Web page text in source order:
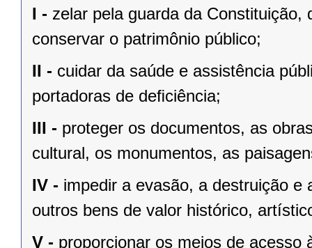
I - zelar pela guarda da
conservar o patrimônio público;
II - cuidar da saúde e assistência
portadoras de deﬁciência;
III - proteger os documentos, as
cultural, os monumentos, as
IV - impedir a evasão, a destruição e
outros bens de valor histórico,
V - proporcionar os meios de acesso